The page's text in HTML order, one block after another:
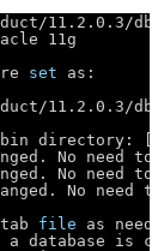
11 .2.0.3/
11g
set
as:
11 .2.0.3/
bin directory: [
No need
No need
No need
file
as
a database is